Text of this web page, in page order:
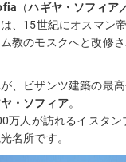
（ハギヤ・ソフィア
は、15世紀にオスマン
教のモスクへと改修
、ビザンツ建築の最
・ソフィア。
万人が訪れるイスタン
名所です。